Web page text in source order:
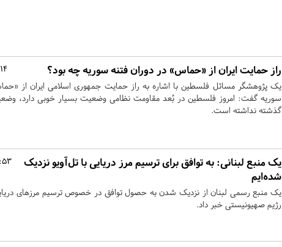
08:14 راز حمایت ایران از «حماس» در دوران فتنه سوریه چه بود؟
یک پژوهشگر مسائل فلسطین با اشاره به راز حمایت جمهوری اسلامی ایران از
گذشته نداشته است.
22:53 - 29
یک منبع لبنانی: به توافق برای ترسیم مرز دریایی با تل‌آویو نزدیک
شده‌ایم
یک منبع رسمی لبنان از نزدیک شدن به حصول توافق در خصوص ترسیم مرزهای
رژیم صهیونیستی خبر داد.